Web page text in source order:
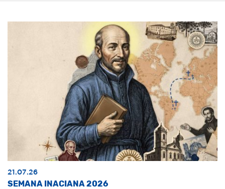
21.07.26
SEMANA INACIANA 2026